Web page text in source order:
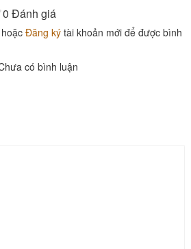
0 Đánh giá
hoặc Đăng ký tài khoản mới để được bình
có bình luận